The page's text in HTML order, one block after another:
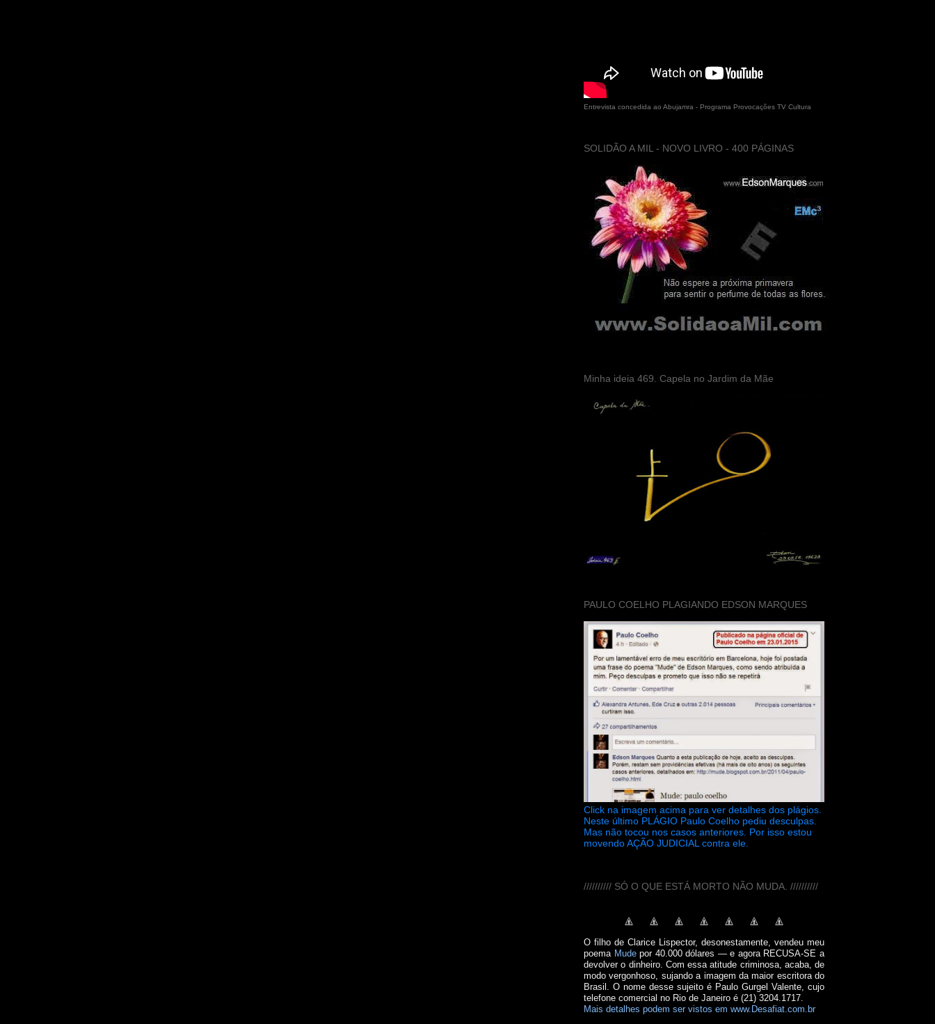
Entrevista concedida ao Abujamra - Programa Provocações TV Cultura
SOLIDÃO A MIL - NOVO LIVRO - 400 PÁGINAS
Minha ideia 469. Capela no Jardim da Mãe
PAULO COELHO PLAGIANDO EDSON MARQUES
Click na imagem acima para ver detalhes dos plágios.
Neste último PLÁGIO Paulo Coelho pediu desculpas.
Mas não tocou nos casos anteriores. Por isso estou
movendo AÇÃO JUDICIAL contra ele.
////////// SÓ O QUE ESTÁ MORTO NÃO MUDA. //////////
O filho de Clarice Lispector, desonestamente, vendeu meu
poema Mudepor 40.000 dólares — e agora RECUSA-SE a
devolver o dinheiro. Com essa atitude criminosa, acaba, de
modo vergonhoso, sujando a imagem da maior escritora do
Brasil. O nome desse sujeito é Paulo Gurgel Valente, cujo
telefone comercial no Rio de Janeiro é (21) 3204.1717.
Mais detalhes podem ser vistos em www.Desafiat.com.br